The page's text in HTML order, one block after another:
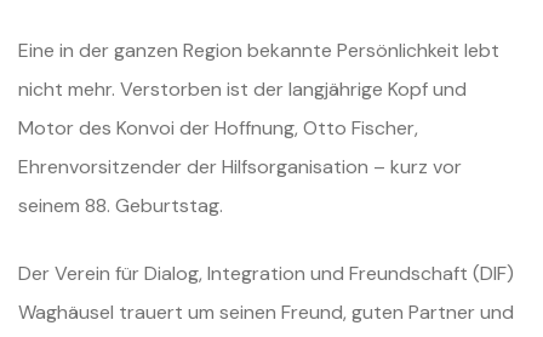
Eine in der ganzen Region bekannte Persönlichkeit lebt
nicht mehr. Verstorben ist der langjährige Kopf und
Motor des Konvoi der Hoffnung, Otto Fischer,
Ehrenvorsitzender der Hilfsorganisation – kurz vor
seinem 88. Geburtstag.
Der Verein für Dialog, Integration und Freundschaft (DIF)
Waghäusel trauert um seinen Freund, guten Partner und